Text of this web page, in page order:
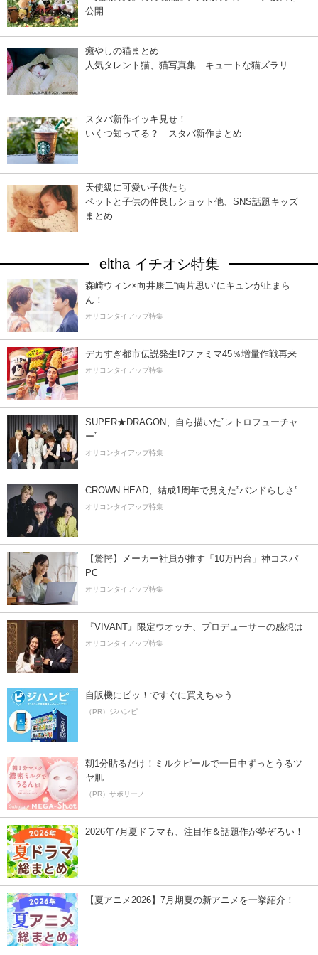
公開
癒やしの猫まとめ
人気タレント猫、猫写真集…キュートな猫ズラリ
スタバ新作イッキ見せ！
いくつ知ってる？ スタバ新作まとめ
天使級に可愛い子供たち
ペットと子供の仲良しショット他、SNS話題キッズ
まとめ
eltha イチオシ特集
森崎ウィン×向井康二“両片思い”にキュンが止まら
ん！
オリコンタイアップ特集
デカすぎ都市伝説発生!?ファミマ45％増量作戦再来
オリコンタイアップ特集
SUPER★DRAGON、自ら描いた”レトロフューチャ
ー”
オリコンタイアップ特集
CROWN HEAD、結成1周年で見えた”バンドらしさ”
オリコンタイアップ特集
【驚愕】メーカー社員が推す「10万円台」神コスパ
PC
オリコンタイアップ特集
『VIVANT』限定ウオッチ、プロデューサーの感想は
オリコンタイアップ特集
自販機にピッ！ですぐに買えちゃう
（PR）ジハンピ
朝1分貼るだけ！ミルクピールで一日中ずっとうるツ
ヤ肌
（PR）サボリーノ
2026年7月夏ドラマも、注目作＆話題作が勢ぞろい！
【夏アニメ2026】7月期夏の新アニメを一挙紹介！